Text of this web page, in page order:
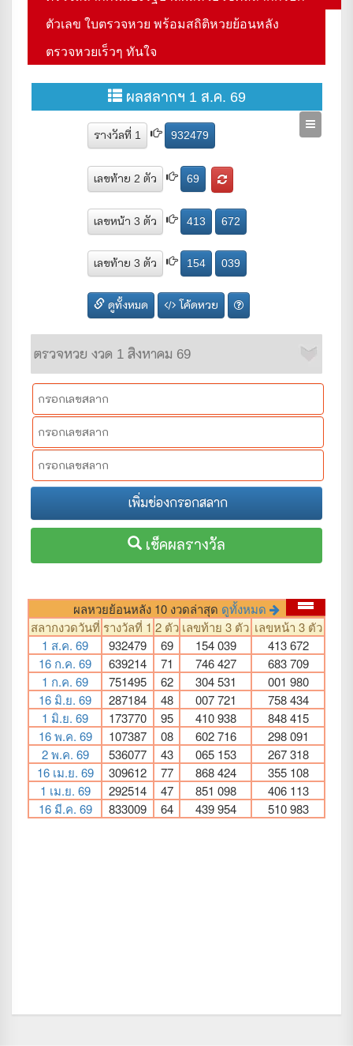
ตัวเลข ใบตรวจหวย พร้อมสถิติหวยย้อนหลัง
ตรวจหวยเร็วๆ ทันใจ